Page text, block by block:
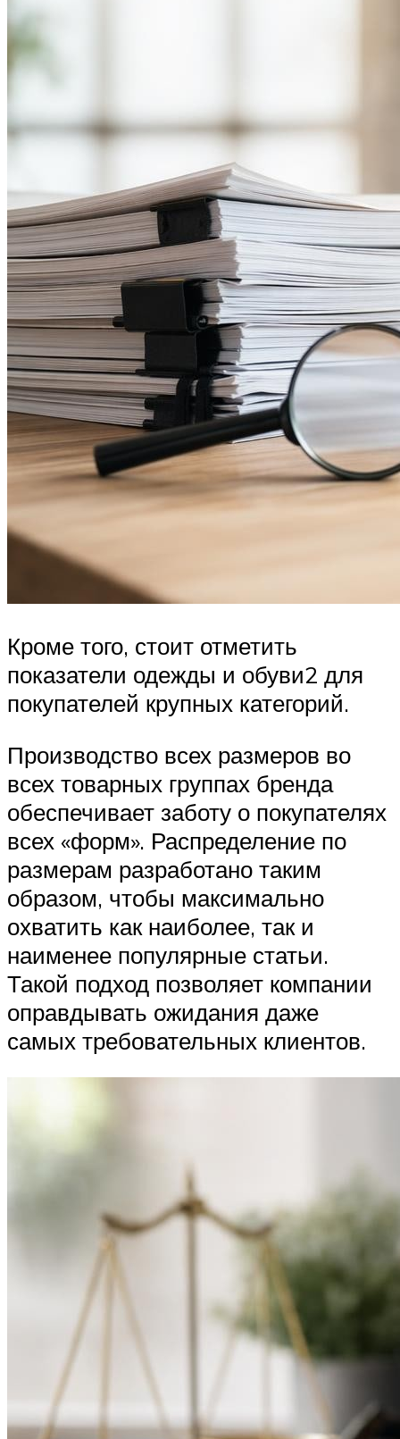
Кроме того, стоит отметить
показатели одежды и обуви2 для
покупателей крупных категорий.
Производство всех размеров во
всех товарных группах бренда
обеспечивает заботу о покупателях
всех «форм». Распределение по
размерам разработано таким
образом, чтобы максимально
охватить как наиболее, так и
наименее популярные статьи.
Такой подход позволяет компании
оправдывать ожидания даже
самых требовательных клиентов.